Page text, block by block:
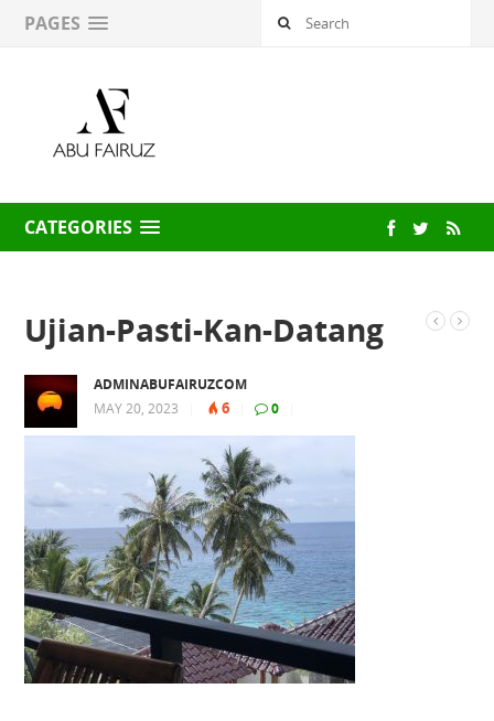
PAGES
CATEGORIES
Ujian-Pasti-Kan-Datang
ADMINABUFAIRUZCOM
MAY 20, 2023
6 0